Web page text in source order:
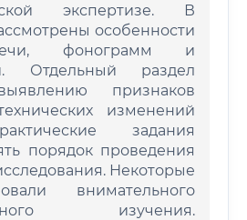
экспертизе. В
особенности
фонограмм и
Отдельный раздел
признаков
изменений
задания
порядок проведения
Некоторые
внимательного
изучения.